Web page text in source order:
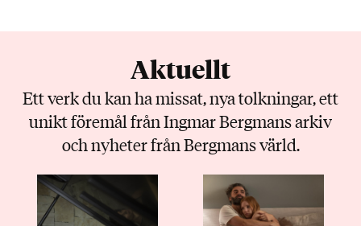
Aktuellt
Ett verk du kan ha missat, nya tolkningar, ett
unikt föremål från Ingmar Bergmans arkiv
och nyheter från Bergmans värld.